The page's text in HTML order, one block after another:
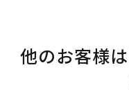
他のお客様